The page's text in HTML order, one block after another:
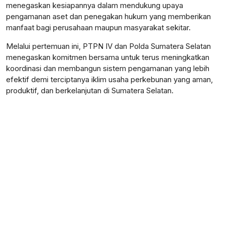
menegaskan kesiapannya dalam mendukung upaya
pengamanan aset dan penegakan hukum yang memberikan
manfaat bagi perusahaan maupun masyarakat sekitar.
Melalui pertemuan ini, PTPN IV dan Polda Sumatera Selatan
menegaskan komitmen bersama untuk terus meningkatkan
koordinasi dan membangun sistem pengamanan yang lebih
efektif demi terciptanya iklim usaha perkebunan yang aman,
produktif, dan berkelanjutan di Sumatera Selatan.